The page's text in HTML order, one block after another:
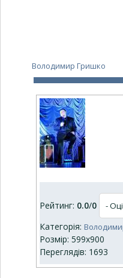
Володимир Гришко
Рейтинг: 0.0/0
Категорія:
Розмір: 599x900
Переглядів: 1693